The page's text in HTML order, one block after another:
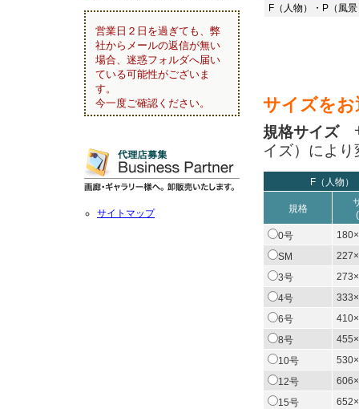
F（人物）・P（風
サイズを
規格サイズサ
イズ）によ
F（人物）
規格
0号
SM
3号
4号
6号
8号
10号
12号
15号
営業日２日を過ぎても、弊
社からメールの返信が無い
場合、迷惑フォルダへ届い
ている可能性がございま
す。
今一度ご確認ください。
サイトマップ